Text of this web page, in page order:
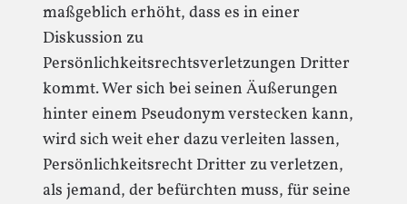
maßgeblich erhöht, dass es in einer
Diskussion zu
Persönlichkeitsrechtsverletzungen Dritter
kommt. Wer sich bei seinen Äußerungen
hinter einem Pseudonym verstecken kann,
wird sich weit eher dazu verleiten lassen,
Persönlichkeitsrecht Dritter zu verletzen,
als jemand, der befürchten muss, für seine